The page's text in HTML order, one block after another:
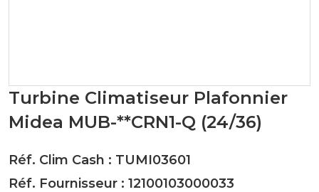
Turbine Climatiseur Plafonnier
Midea MUB-**CRN1-Q (24/36)
Réf. Clim Cash : TUMI03601
Réf. Fournisseur : 12100103000033